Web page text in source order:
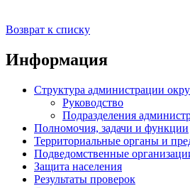
Возврат к списку
Информация
Структура администрации
Руководство
Подразделения
Полномочия, задачи и функции
Территориальные органы и
Подведомственные
Защита населения
Результаты проверок